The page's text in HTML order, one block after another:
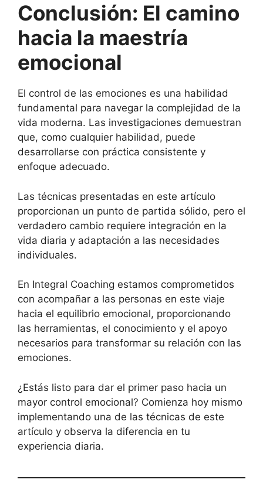
Conclusión: El camino
hacia la maestría
emocional
El control de las emociones es una habilidad
fundamental para navegar la complejidad de la
vida moderna. Las investigaciones demuestran
que, como cualquier habilidad, puede
desarrollarse con práctica consistente y
enfoque adecuado.
Las técnicas presentadas en este artículo
proporcionan un punto de partida sólido, pero el
verdadero cambio requiere integración en la
vida diaria y adaptación a las necesidades
individuales.
En Integral Coaching estamos comprometidos
con acompañar a las personas en este viaje
hacia el equilibrio emocional, proporcionando
las herramientas, el conocimiento y el apoyo
necesarios para transformar su relación con las
emociones.
¿Estás listo para dar el primer paso hacia un
mayor control emocional? Comienza hoy mismo
implementando una de las técnicas de este
artículo y observa la diferencia en tu
experiencia diaria.